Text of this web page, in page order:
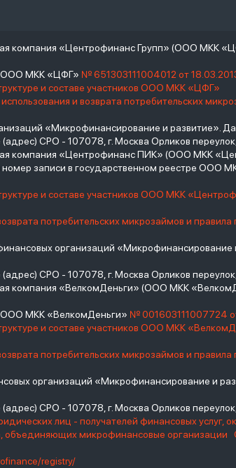
компания «Центрофинанс Групп» (ООО МКК
ООО МКК «ЦФГ» № 651303111004012 от
и составе участников ООО МКК «ЦФГ»
и возврата потребительских
«Микрофинансирование и развитие».
СРО - 107078, г. Москва Орликов переулок,
компания «Центрофинанс ПИК» (ООО МКК
записи в государственном реестре ООО
и составе участников ООО МКК
потребительских микрозаймов и
организаций «Микрофинансирование
СРО - 107078, г. Москва Орликов переулок,
компания «ВелкомДеньги» (ООО МКК
ООО МКК «ВелкомДеньги» № 001603111007724
и составе участников ООО МКК
потребительских микрозаймов и
организаций «Микрофинансирование и
СРО - 107078, г. Москва Орликов переулок,
лиц - получателей финансовых услуг,
объединяющих микрофинансовые организации
registry/